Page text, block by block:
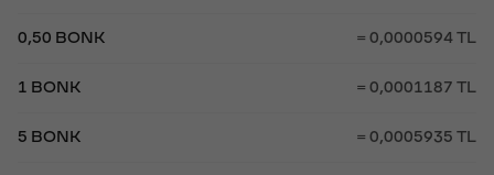
0,50 BONK = 0,0000594 TL
1 BONK = 0,0001187 TL
5 BONK = 0,0005935 TL